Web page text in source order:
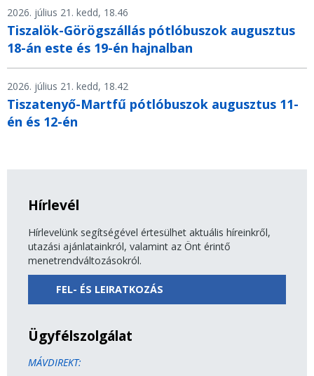
2026. július 21. kedd, 18.46
Tiszalök-Görögszállás pótlóbuszok augusztus
18-án este és 19-én hajnalban
2026. július 21. kedd, 18.42
Tiszatenyő-Martfű pótlóbuszok augusztus 11-
én és 12-én
Hírlevél
Hírlevelünk segítségével értesülhet aktuális híreinkről,
utazási ajánlatainkról, valamint az Önt érintő
menetrendváltozásokról.
FEL- ÉS LEIRATKOZÁS
Ügyfélszolgálat
MÁVDIREKT: